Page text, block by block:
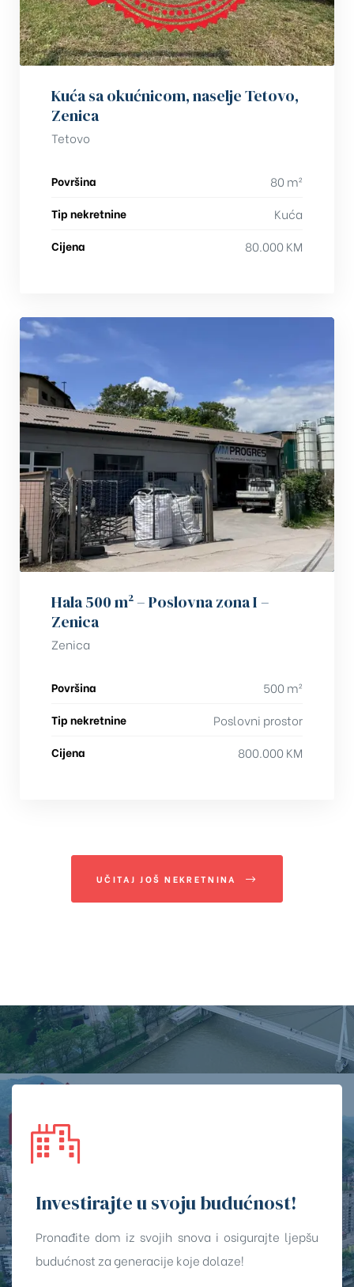
Kuća sa okućnicom, naselje Tetovo,
Zenica
Tetovo
Površina 80 m²
Tip nekretnine Kuća
Cijena 80.000 KM
Hala 500 m² – Poslovna zona I –
Zenica
Zenica
Površina 500 m²
Tip nekretnine Poslovni prostor
Cijena 800.000 KM
UČITAJ JOŠ NEKRETNINA
Investirajte u svoju budućnost!
Pronađite dom iz svojih snova i osigurajte ljepšu
budućnost za generacije koje dolaze!